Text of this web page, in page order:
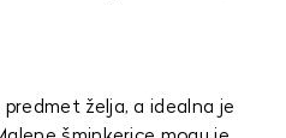
želja, a idealna je